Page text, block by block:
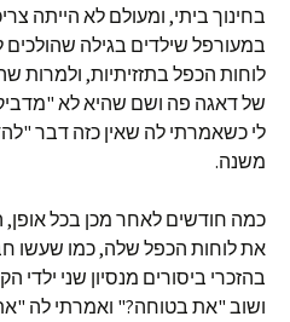
בחינוך ביתי, ומעולם לא הייתה
במעורפל שילדים בגילה
לוחות הכפל בתזזיתיות, ולמרות
של דאגה פה ושם שהיא לא
לי כשאמרתי לה שאין כזה דבר
משנה.
כמה חודשים לאחר מכן בכל אופן,
את לוחות הכפל שלה, כמו שעשו
בהזכרי ביסורים מנסיון שני
ושוב "את בטוחה?" ואמרתי לה